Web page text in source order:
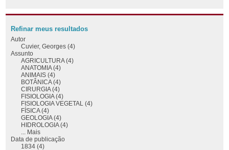
Refinar meus resultados
Autor
Cuvier, Georges (4)
Assunto
AGRICULTURA (4)
ANATOMIA (4)
ANIMAIS (4)
BOTÂNICA (4)
CIRURGIA (4)
FISIOLOGIA (4)
FISIOLOGIA VEGETAL (4)
FÍSICA (4)
GEOLOGIA (4)
HIDROLOGIA (4)
... Mais
Data de publicação
1834 (4)